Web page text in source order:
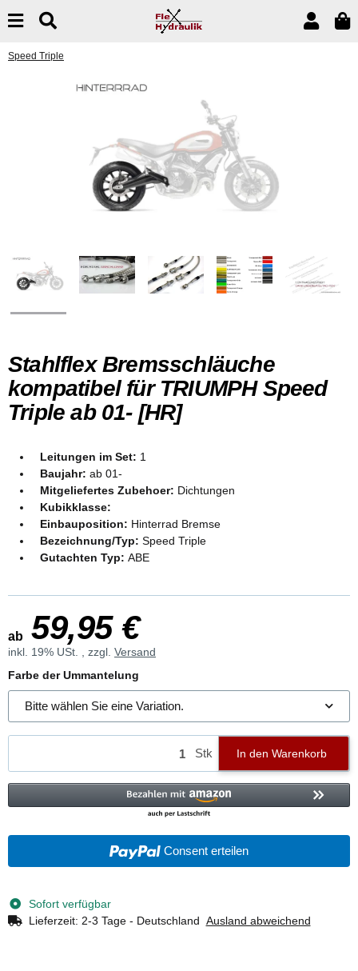
Speed Triple
Stahlflex Bremsschläuche
kompatibel für TRIUMPH Speed
Triple ab 01- [HR]
Leitungen im Set: 1
Baujahr: ab 01-
Mitgeliefertes Zubehoer: Dichtungen
Kubikklasse:
Einbauposition: Hinterrad Bremse
Bezeichnung/Typ: Speed Triple
Gutachten Typ: ABE
ab 59,95 €
inkl. 19% USt. , zzgl. Versand
Farbe der Ummantelung
Bitte wählen Sie eine Variation.
Stk In den Warenkorb
Consent erteilen
Sofort verfügbar
Lieferzeit: 2-3 Tage - Deutschland Ausland abweichend